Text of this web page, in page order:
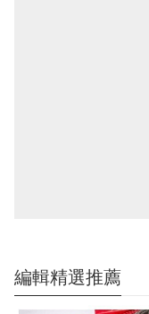
編輯精選推薦